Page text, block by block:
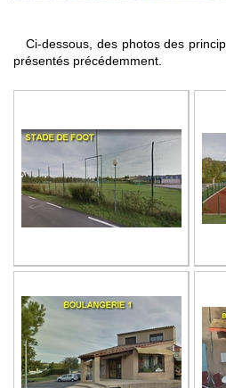
Ci-dessous, des photos des
présentés précédemment.